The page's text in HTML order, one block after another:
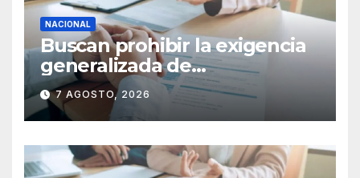
NACIONAL
Buscan prohibir la exigencia
generalizada de
antecedentes penales para
obtener empleo en México
7 AGOSTO, 2026